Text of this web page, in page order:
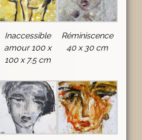
Inaccessible
amour 100 x
100 x 7.5 cm
Réminiscence
40 x 30 cm